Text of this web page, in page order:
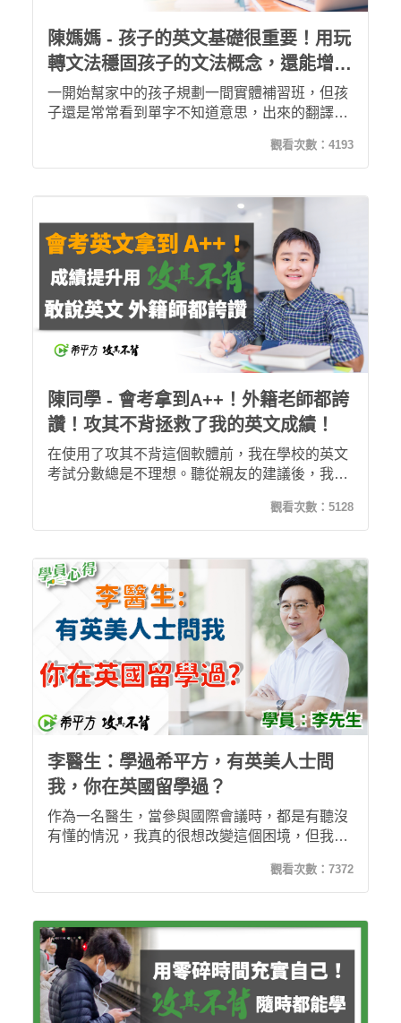
陳媽媽 - 孩子的英文基礎很重要！用玩
轉文法穩固孩子的文法概念，還能增加
英文單字量！
一開始幫家中的孩子規劃一間實體補習班，但孩
子還是常常看到單字不知道意思，出來的翻譯也
越吃力。直到使用了玩轉文法課程，孩子不但釐
清文法觀念，還在無形中累積了很多單字量！
觀看次數： 4193
陳同學 - 會考拿到A++！外籍老師都誇
讚！攻其不背拯救了我的英文成績！
在使用了攻其不背這個軟體前，我在學校的英文
考試分數總是不理想。聽從親友的建議後，我開
僅提升了我的英文，拿到會考A++的成績，連外
師都稱讚我比其他同學敢開口說英文！
觀看次數： 5128
李醫生：學過希平方，有英美人士問
我，你在英國留學過？
作為一名醫生，當參與國際會議時，都是有聽沒
有懂的情況，我真的很想改變這個困境，但我知
為過去就是這麼走過來的。而希平方徹底改變了
我的英語能力，現在的我不僅聽得懂BBC新聞，
觀看次數： 7372